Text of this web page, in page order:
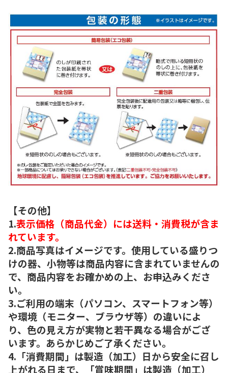
【その他】
1.表示価格（商品代金）には送料・消費税が含ま
れています。
2.商品写真はイメージです。使用している盛りつ
けの器、小物等は商品内容に含まれていませんの
で、商品内容をお確かめの上、お申込みくださ
い。
3.ご利用の端末（パソコン、スマートフォン等）
や環境（モニター、ブラウザ等）の違いによ
り、色の見え方が実物と若干異なる場合がござ
います。あらかじめご了承ください。
4.「消費期間」は製造（加工）日から安全に召し
上がれる日まで、「賞味期間」は製造（加工）